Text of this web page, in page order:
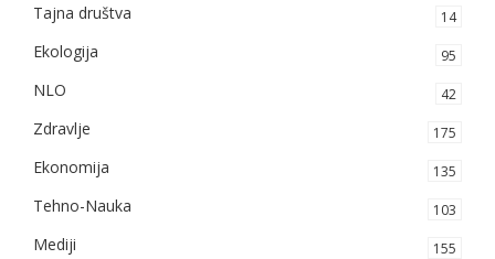
Tajna društva 14
Ekologija 95
NLO 42
Zdravlje 175
Ekonomija 135
Tehno-Nauka 103
Mediji 155